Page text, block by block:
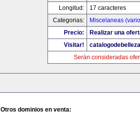
Longitud:
17 caracteres
Categorias:
Miscelaneas
Precio:
Realizar una
Visitar!
Serán consideradas
Otros dominios en venta: